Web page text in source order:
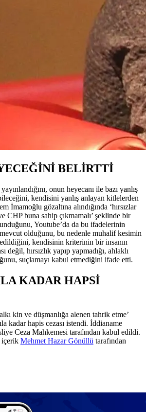
BELİRTTİ
onun heyecanı ile bazı yanlış
kendisini yanlış anlayan kitlelerden
İmamoğlu gözaltına alındığında ‘hırsızlar
CHP buna sahip çıkmamalı’ şeklinde bir
Youtube’da da bu ifadelerinin
olduğunu, bu nedenle muhalif kesimin
kendisinin kriterinin bir insanın
değil, hırsızlık yapıp yapmadığı, ahlaklı
suçlamayı kabul etmediğini ifade etti.
KADAR HAPSİ
kin ve düşmanlığa alenen tahrik etme’
kadar hapis cezası istendi. İddianame
Ceza Mahkemesi tarafından kabul edildi.
Mehmet Hazar Gönüllü tarafından